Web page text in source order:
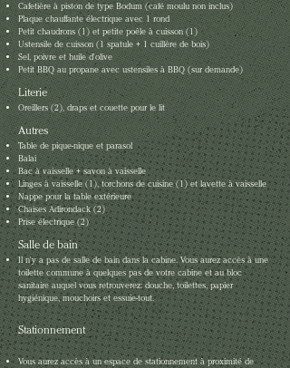
Cafetière à piston de type Bodum (café moulu non inclus)
Plaque chauffante électrique avec 1 rond
Petit chaudrons (1) et petite poêle à cuisson (1)
Ustensile de cuisson (1 spatule + 1 cuillère de bois)
Sel, poivre et huile d'olive
Petit BBQ au propane avec ustensiles à BBQ (sur demande)
Literie
Oreillers (2), draps et couette pour le lit
Autres
Table de pique-nique et parasol
Balai
Bac à vaisselle + savon à vaisselle
Linges à vaisselle (1), torchons de cuisine (1) et lavette à vaisselle
Nappe pour la table extérieure
Chaises Adirondack (2)
Prise électrique (2)
Salle de bain
Il n'y a pas de salle de bain dans la cabine. Vous aurez accès à une
toilette commune à quelques pas de votre cabine et au bloc
sanitaire auquel vous retrouverez: douche, toilettes, papier
hygiénique, mouchoirs et essuie-tout.
Stationnement
Vous aurez accès à un espace de stationnement à proximité de